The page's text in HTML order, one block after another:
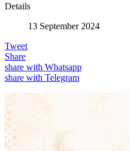
Details
13 September 2024
Tweet
Share
share with Whatsapp
share with Telegram